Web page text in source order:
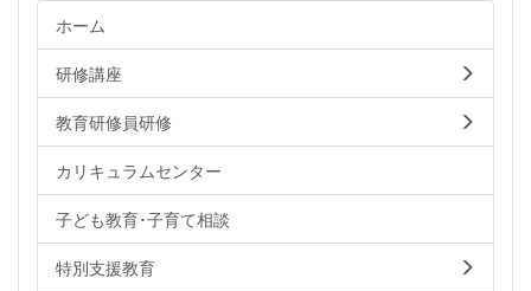
ホーム
研修講座
教育研修員研修
カリキュラムセンター
子ども教育･子育て相談
特別支援教育